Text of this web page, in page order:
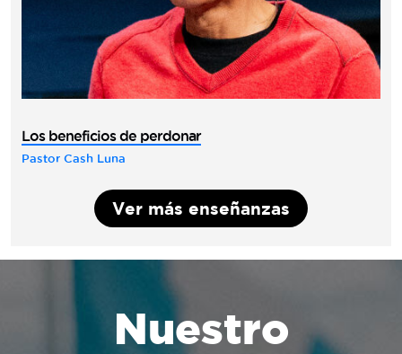
Los beneficios de perdonar
Pastor Cash Luna
Ver más enseñanzas
Nuestro